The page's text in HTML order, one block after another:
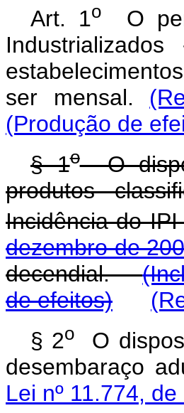
Art. 1o O
ser mensal.
(Produção de
§ 1oO
produtos
Incidência do
dezembro de
decendial.
de efeitos)
§ 2o
O
desembaraço
Lei nº 11.774, de